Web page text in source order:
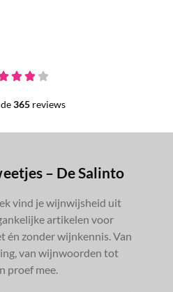
365 reviews
– De Salinto
vind je wijnwijsheid uit
artikelen voor
én zonder wijnkennis. Van
van wijnwoorden tot
proef mee.